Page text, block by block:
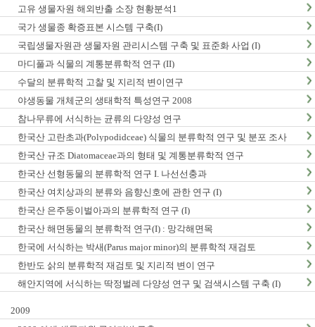
고유 생물자원 해외반출 소장 현황분석1
국가 생물종 확증표본 시스템 구축(I)
국립생물자원관 생물자원 관리시스템 구축 및 표준화 사업 (I)
마디풀과 식물의 계통분류학적 연구 (II)
수달의 분류학적 고찰 및 지리적 변이연구
야생동물 개체군의 생태학적 특성연구 2008
참나무류에 서식하는 균류의 다양성 연구
한국산 고란초과(Polypodidceae) 식물의 분류학적 연구 및 분포 조사
한국산 규조 Diatomaceae과의 형태 및 계통분류학적 연구
한국산 선형동물의 분류학적 연구 I. 나선선충과
한국산 여치상과의 분류와 음향신호에 관한 연구 (I)
한국산 은주둥이벌아과의 분류학적 연구 (I)
한국산 해면동물의 분류학적 연구(I) : 망각해면목
한국에 서식하는 박새(Parus major minor)의 분류학적 재검토
한반도 삵의 분류학적 재검토 및 지리적 변이 연구
해안지역에 서식하는 딱정벌레 다양성 연구 및 검색시스템 구축 (I)
2009